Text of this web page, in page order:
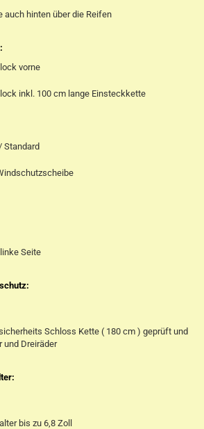
auch hinten über die Reifen
vorne
inkl. 100 cm lange Einsteckkette
Standard
Seite
Schloss Kette ( 180 cm ) geprüft und
und Dreiräder
bis zu 6,8 Zoll